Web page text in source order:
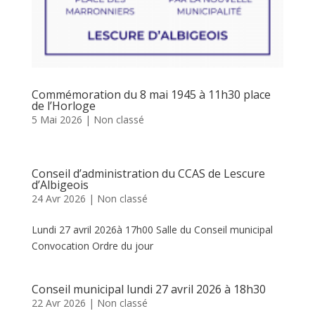
Commémoration du 8 mai 1945 à 11h30 place
de l’Horloge
5 Mai 2026 | Non classé
Conseil d’administration du CCAS de Lescure
d’Albigeois
24 Avr 2026 | Non classé
Lundi 27 avril 2026à 17h00 Salle du Conseil municipal
Convocation Ordre du jour
Conseil municipal lundi 27 avril 2026 à 18h30
22 Avr 2026 | Non classé